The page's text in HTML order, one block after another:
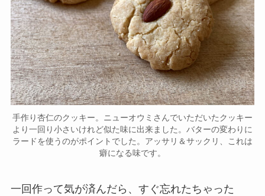
手作り杏仁のクッキー。ニューオウミさんでいただいたクッキー
より一回り小さいけれど似た味に出来ました。バターの変わりに
ラードを使うのがポイントでした。アッサリ＆サックリ、これは
癖になる味です。
一回作って気が済んだら、すぐ忘れたちゃった